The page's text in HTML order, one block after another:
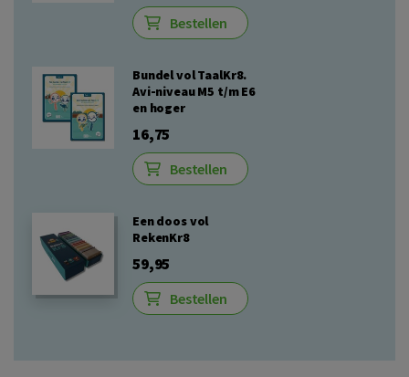
Bestellen
Bundel vol TaalKr8.
Avi-niveau M5 t/m E6
en hoger
16,75
Bestellen
Een doos vol
RekenKr8
59,95
Bestellen